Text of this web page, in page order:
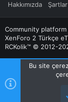
Hakkımızda
Community platform
XenForo 2 Türkçe
RCKolik™ © 2012-
Bu site